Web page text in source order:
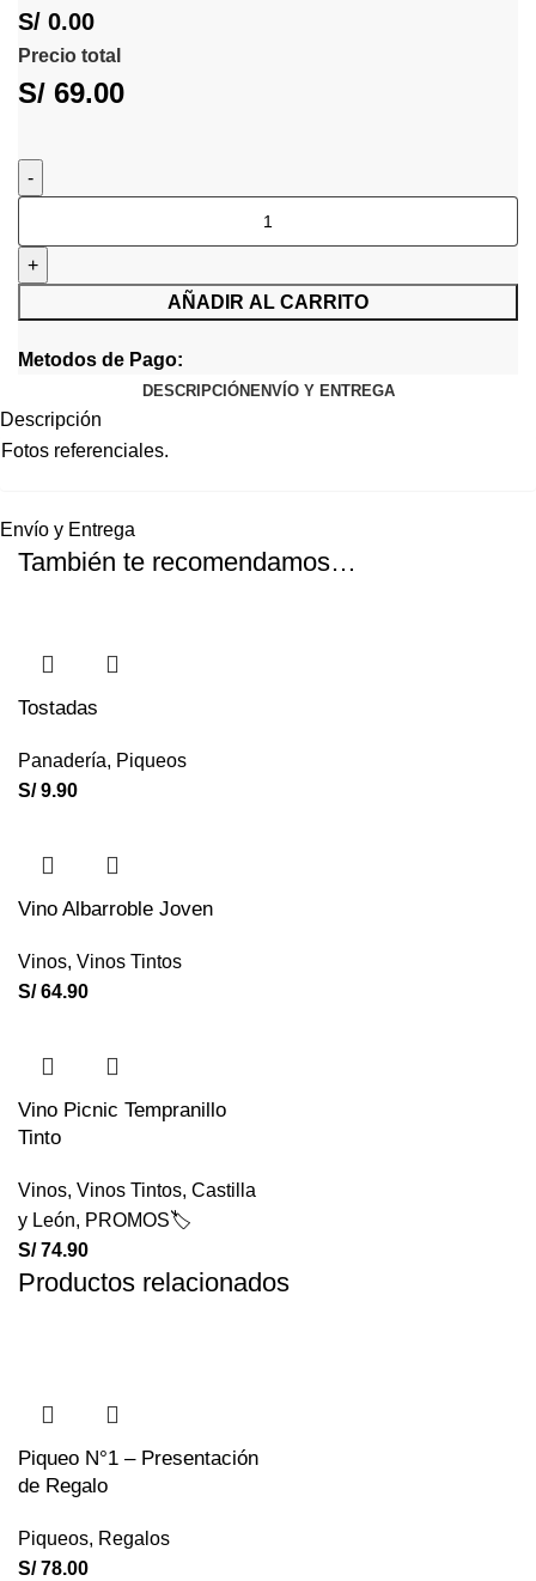
S/ 0.00
Precio total
S/ 69.00
AÑADIR AL CARRITO
Metodos de Pago:
DESCRIPCIÓN ENVÍO Y ENTREGA
Descripción
Fotos referenciales.
Envío y Entrega
También te recomendamos…
Tostadas
Panadería, Piqueos
S/9.90
Vino Albarroble Joven
Vinos, Vinos Tintos
S/64.90
Vino Picnic Tempranillo
Tinto
Vinos, Vinos Tintos, Castilla
y León, PROMOS🏷️
S/74.90
Productos relacionados
Piqueo N°1 – Presentación
de Regalo
Piqueos, Regalos
S/78.00